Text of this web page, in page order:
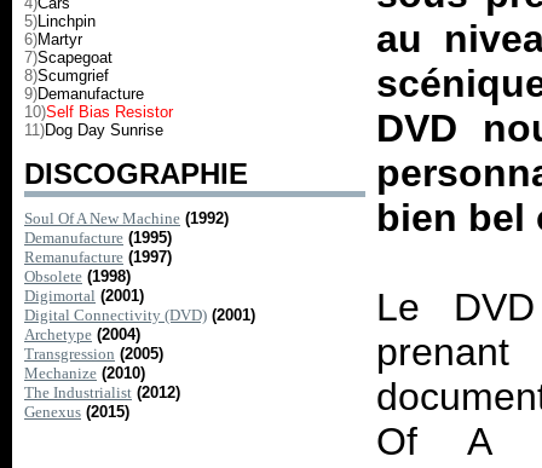
5)Linchpin
6)Martyr
7)Scapegoat
8)Scumgrief
9)Demanufacture
10)Self Bias Resistor
11)Dog Day Sunrise
DISCOGRAPHIE
Soul Of A New Machine (1992)
Demanufacture (1995)
Remanufacture (1997)
Obsolete (1998)
Digimortal (2001)
Digital Connectivity (DVD) (2001)
Archetype (2004)
Transgression (2005)
Mechanize (2010)
The Industrialist (2012)
Genexus (2015)
au
DVD
bien bel
Le
Of A